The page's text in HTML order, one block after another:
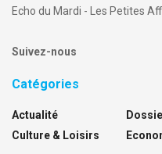
Echo du Mardi - Les Petites
Suivez-nous
Catégories
Actualité
Culture & Loisirs